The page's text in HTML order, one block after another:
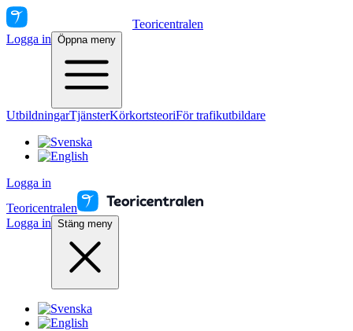
Teoricentralen
Logga in Öppna meny
UtbildningarTjänsterKörkortsteoriFör trafikutbildare
Logga in
Teoricentralen
Logga in Stäng meny